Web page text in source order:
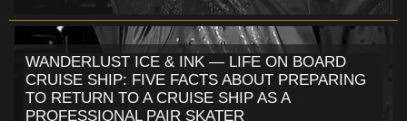
WANDERLUST ICE & INK — LIFE ON BOARD
CRUISE SHIP: FIVE FACTS ABOUT PREPARING
TO RETURN TO A CRUISE SHIP AS A
PROFESSIONAL PAIR SKATER